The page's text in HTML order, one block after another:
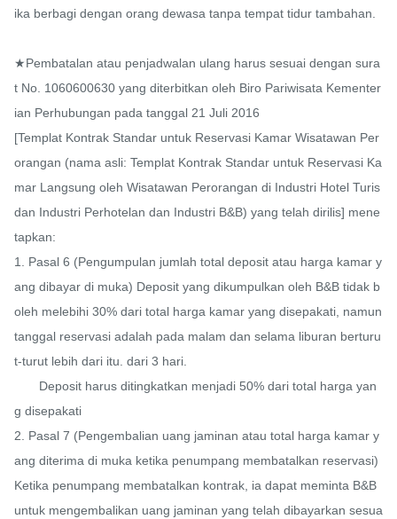
ika berbagi dengan orang dewasa tanpa tempat tidur tambahan.
★Pembatalan atau penjadwalan ulang harus sesuai dengan sura
t No. 1060600630 yang diterbitkan oleh Biro Pariwisata Kementer
ian Perhubungan pada tanggal 21 Juli 2016
[Templat Kontrak Standar untuk Reservasi Kamar Wisatawan Per
orangan (nama asli: Templat Kontrak Standar untuk Reservasi Ka
mar Langsung oleh Wisatawan Perorangan di Industri Hotel Turis
dan Industri Perhotelan dan Industri B&B) yang telah dirilis] mene
tapkan:
1. Pasal 6 (Pengumpulan jumlah total deposit atau harga kamar y
ang dibayar di muka) Deposit yang dikumpulkan oleh B&B tidak b
oleh melebihi 30% dari total harga kamar yang disepakati, namun
tanggal reservasi adalah pada malam dan selama liburan berturu
t-turut lebih dari itu. dari 3 hari.
g disepakati
2. Pasal 7 (Pengembalian uang jaminan atau total harga kamar y
ang diterima di muka ketika penumpang membatalkan reservasi)
Ketika penumpang membatalkan kontrak, ia dapat meminta B&B
untuk mengembalikan uang jaminan yang telah dibayarkan sesua